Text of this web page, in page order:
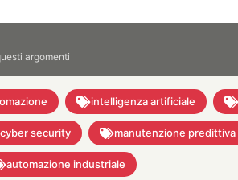
argomenti
intelligenza artificiale
cyber security manutenzione predittiva
automazione industriale